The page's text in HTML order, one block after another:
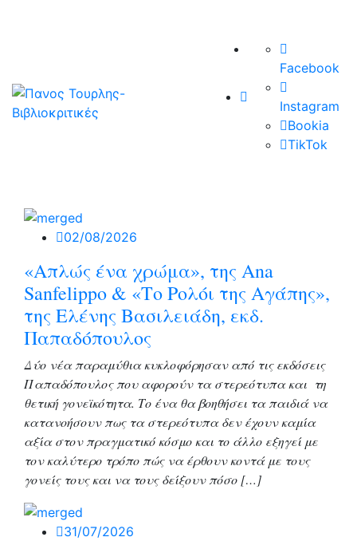
Facebook
Instagram
Bookia
TikTok
02/08/2026
«Απλώς ένα χρώμα», της Ana
Sanfelippo & «Το Ρολόι της Αγάπης»,
της Ελένης Βασιλειάδη, εκδ.
Παπαδόπουλος
Δύο νέα παραμύθια κυκλοφόρησαν από τις εκδόσεις
Παπαδόπουλος που αφορούν τα στερεότυπα και τη
θετική γονεϊκότητα. Το ένα θα βοηθήσει τα παιδιά να
κατανοήσουν πως τα στερεότυπα δεν έχουν καμία
αξία στον πραγματικό κόσμο και το άλλο εξηγεί με
τον καλύτερο τρόπο πώς να έρθουν κοντά με τους
γονείς τους και να τους δείξουν πόσο […]
31/07/2026